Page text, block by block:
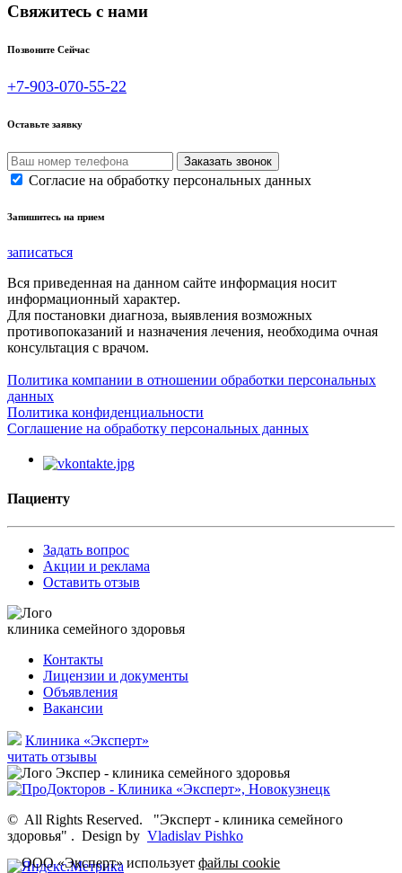
Свяжитесь с нами
Позвоните Сейчас
+7-903-070-55-22
Оставьте заявку
Согласие на обработку персональных данных
Запишитесь на прием
записаться
Вся приведенная на данном сайте информация носит
информационный характер.
Для постановки диагноза, выявления возможных
противопоказаний и назначения лечения, необходима очная
консультация с врачом.
Политика компании в отношении обработки персональных
данных
Политика конфиденциальности
Соглашение на обработку персональных данных
Пациенту
Задать вопрос
Акции и реклама
Оставить отзыв
клиника семейного здоровья
Контакты
Лицензии и документы
Объявления
Вакансии
Клиника «Эксперт»
читать отзывы
© All Rights Reserved.
"Эксперт - клиника семейного
здоровья" . Design by Vladislav Pishko
ООО «Эксперт» используетфайлы cookie